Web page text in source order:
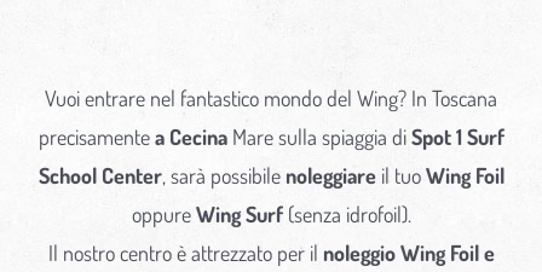
Vuoi entrare nel fantastico mondo del Wing? In Toscana
precisamentea CecinaMare sulla spiaggia diSpot 1 Surf
School Center, sarà possibile noleggiareil tuoWing Foil
oppureWing Surf(senza idrofoil).
Il nostro centro è attrezzato per il noleggio Wing Foil e